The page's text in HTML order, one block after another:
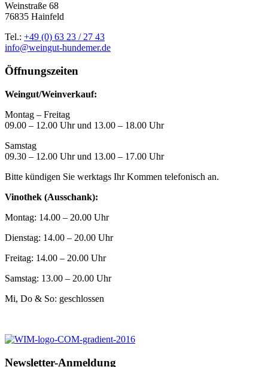
Weinstraße 68
76835 Hainfeld
Tel.: +49 (0) 63 23 / 27 43
info@weingut-hundemer.de
Öffnungszeiten
Weingut/Weinverkauf:
Montag – Freitag
09.00 – 12.00 Uhr und 13.00 – 18.00 Uhr
Samstag
09.30 – 12.00 Uhr und 13.00 – 17.00 Uhr
Bitte kündigen Sie werktags Ihr Kommen telefonisch an.
Vinothek (Ausschank):
Montag: 14.00 – 20.00 Uhr
Dienstag: 14.00 – 20.00 Uhr
Freitag: 14.00 – 20.00 Uhr
Samstag: 13.00 – 20.00 Uhr
Mi, Do & So: geschlossen
Newsletter-Anmeldung